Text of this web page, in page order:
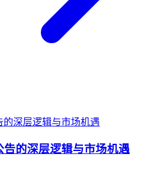
的深层逻辑与市场机遇